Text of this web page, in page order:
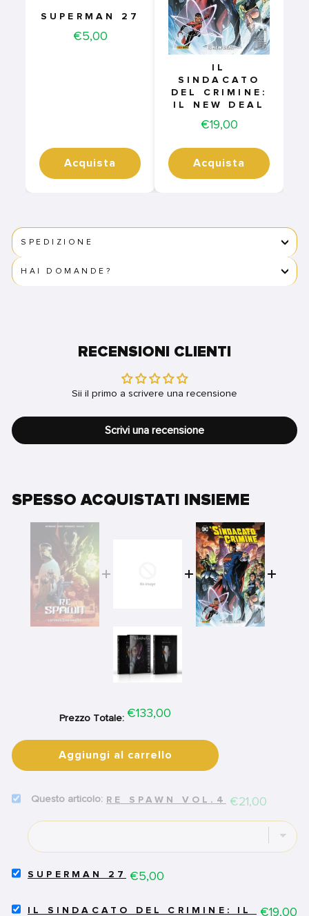
SUPERMAN 27
Price
€5,00
Acquista
IL
SINDACATO
DEL CRIMINE:
IL NEW DEAL
Price
€19,00
Acquista
SPEDIZIONE
HAI DOMANDE?
RECENSIONI CLIENTI
Sii il primo a scrivere una recensione
Scrivi una recensione
SPESSO ACQUISTATI INSIEME
Prezzo Totale: Price
€133,00
Aggiungi al carrello
SELECT
SPAWN
VOL.4
FOR
RE SPAWN VOL.4 Price
€21,00
SELECT
FOR
SUPERMAN 27 Price
€5,00
SELECTIL SINDACATO DEL CRIMINE: IL NEW
Price
€19,00